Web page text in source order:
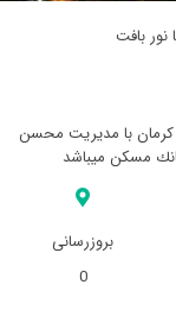
نور بافت
کرمان با مدیریت محسن
مسكن میباشد
بروزرسانی
0